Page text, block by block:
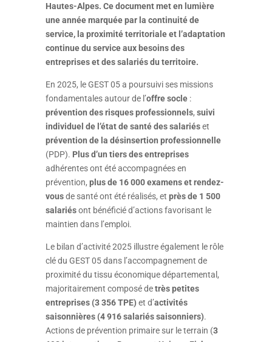
Hautes-Alpes. Ce document met en lumière
une année marquée par la continuité de
service, la proximité territoriale et l’adaptation
continue du service aux besoins des
entreprises et des salariés du territoire.
En 2025, le GEST 05 a poursuivi ses missions
fondamentales autour de l’offre socle:
prévention des risques professionnels, suivi
individuel de l’état de santé des salariéset
prévention de la désinsertion professionnelle
(PDP). Plus d’un tiers des entreprises
adhérentes ont été accompagnées en
prévention, plus de 16 000 examens et rendez-
vousde santé ont été réalisés, et près de 1 500
salariésont bénéficié d’actions favorisant le
maintien dans l’emploi.
Le bilan d’activité 2025 illustre également le rôle
clé du GEST 05 dans l’accompagnement de
proximité du tissu économique départemental,
majoritairement composé detrès petites
entreprises (3 356 TPE) et d’activités
saisonnières (4 916 salariés saisonniers).
Actions de prévention primaire sur le terrain (3